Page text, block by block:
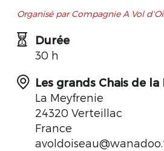
Organisé par Compagnie A Vol
Durée
30 h
Les grands Chais de la
La Meyfrenie
24320 Verteillac
France